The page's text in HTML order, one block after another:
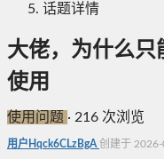
话题详情
大佬，为什么只
使用
使用问题 · 216 次浏览
用户Hqck6CLzBgA 创建于